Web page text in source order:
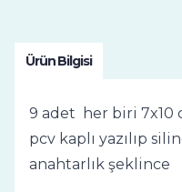
Ürün Bilgisi
9 adet her biri 7x10
pcv kaplı yazılıp
anahtarlık şeklince